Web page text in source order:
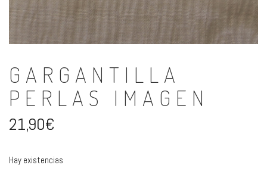
GARGANTILLA
PERLAS IMAGEN
21,90€
Hay existencias